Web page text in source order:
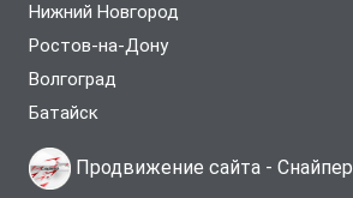
Нижний Новгород
Ростов-на-Дону
Волгоград
Батайск
Продвижение сайта - Снайпер